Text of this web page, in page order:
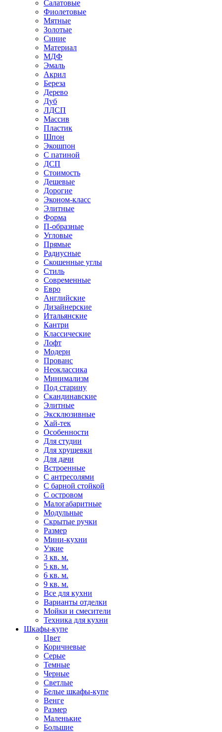
Салатовые
Фиолетовые
Мятные
Золотые
Синие
Материал
МДФ
Эмаль
Акрил
Береза
Дерево
Дуб
ЛДСП
Массив
Пластик
Шпон
Экошпон
С патиной
ДСП
Стоимость
Дешевые
Дорогие
Эконом-класс
Элитные
Форма
П-образные
Угловые
Прямые
Радиусные
Скошенные углы
Стиль
Современные
Евро
Английские
Дизайнерские
Итальянские
Кантри
Классические
Лофт
Модерн
Прованс
Неоклассика
Минимализм
Под старину
Скандинавские
Элитные
Эксклюзивные
Хай-тек
Особенности
Для студии
Для хрущевки
Для дачи
Встроенные
С антресолями
С барной стойкой
С островом
Малогабаритные
Модульные
Скрытые ручки
Размер
Мини-кухни
Узкие
3 кв. м.
5 кв. м.
6 кв. м.
9 кв. м.
Все для кухни
Варианты отделки
Мойки и смесители
Техника для кухни
Шкафы-купе
Цвет
Коричневые
Серые
Темные
Черные
Светлые
Белые шкафы-купе
Венге
Размер
Маленькие
Большие